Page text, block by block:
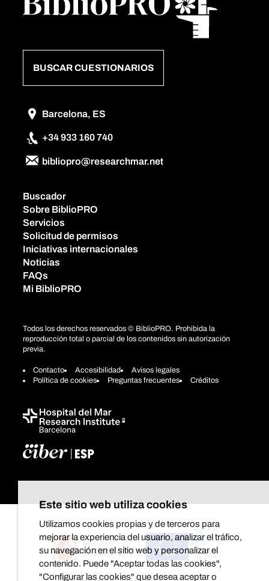
BUSCAR CUESTIONARIOS
Barcelona, ES
+34 933 160 740
bibliopro@researchmar.net
Buscador
Sobre BiblioPRO
Servicios
Solicitud de permisos
Iniciativas internacionales
Noticias
FAQs
Mi BiblioPRO
Todos los derechos reservados © BiblioPRO. Prohibida la
reproducción total o parcial de los contenidos sin autorización
previa.
Contacto Accesibilidad
Avisos legales
Política de cookies
Preguntas frecuentes Créditos
Este sitio web utiliza cookies
Utilizamos cookies propias y de terceros para
mejorar la experiencia del usuario, analizar el tráfico,
su navegación en el sitio web y personalizar el
contenido. Puede "Aceptar todas las cookies",
"Configurar las cookies" que desea aceptar o